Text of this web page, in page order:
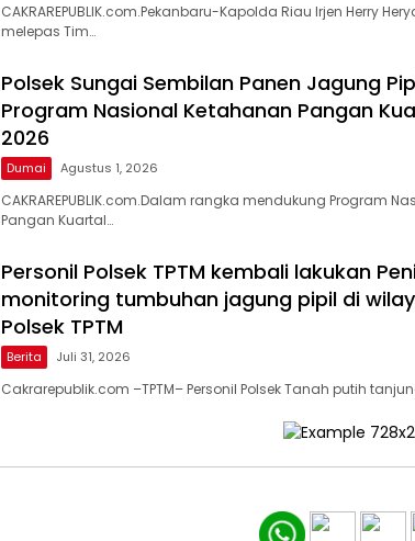
CAKRAREPUBLIK.com.Pekanbaru-Kapolda Riau Irjen Herry
melepas Tim…
Polsek Sungai Sembilan Panen Jagung
Program Nasional Ketahanan Pangan
2026
Dumai Agustus 1, 2026
CAKRAREPUBLIK.com.Dalam rangka mendukung Program
Pangan Kuartal…
Personil Polsek TPTM kembali lakukan
monitoring tumbuhan jagung pipil di
Polsek TPTM
Berita Juli 31, 2026
Cakrarepublik.com –TPTM– Personil Polsek Tanah putih